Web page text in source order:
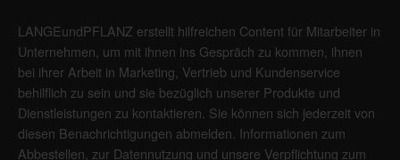
LANGEundPFLANZ erstellt hilfreichen Content für Mitarbeiter in
Unternehmen, um mit ihnen ins Gespräch zu kommen, ihnen
bei ihrer Arbeit in Marketing, Vertrieb und Kundenservice
behilflich zu sein und sie bezüglich unserer Produkte und
Dienstleistungen zu kontaktieren. Sie können sich jederzeit von
diesen Benachrichtigungen abmelden. Informationen zum
Abbestellen, zur Datennutzung und unsere Verpflichtung zum